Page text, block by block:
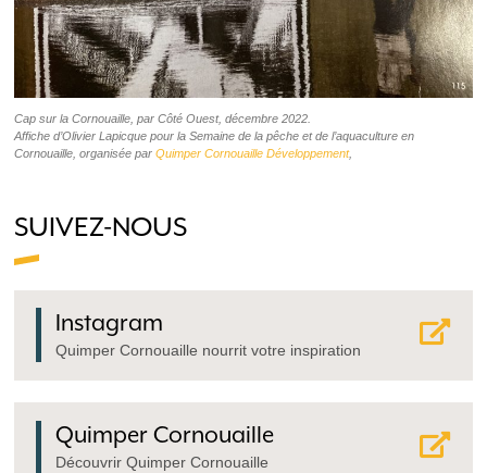
Cap sur la Cornouaille, par Côté Ouest, décembre 2022.
Affiche d’Olivier Lapicque pour la Semaine de la pêche et de l’aquaculture en
Cornouaille, organisée par Quimper Cornouaille Développement,
SUIVEZ-NOUS
Instagram
Quimper Cornouaille nourrit votre inspiration
Quimper Cornouaille
Découvrir Quimper Cornouaille